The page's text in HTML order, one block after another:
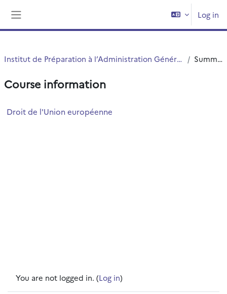
Log in
Institut de Préparation à l’Administration Générale (IPAG) Summary
Course information
Droit de l'Union européenne
You are not logged in. (Log in)